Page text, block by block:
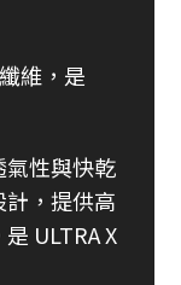
維，是
性與快乾
，提供高
ULTRA X